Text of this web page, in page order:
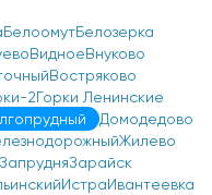
БелоомутБелозерка
ВидноеВнуково
Востряково
2Горки Ленинские
Домодедово
Жилево
ЗапрудняЗарайск
ИстраИвантеевка